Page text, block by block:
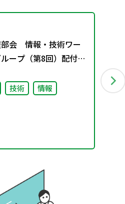
会 情報・技術ワー
ープ（第8回）配付資
技術 情報